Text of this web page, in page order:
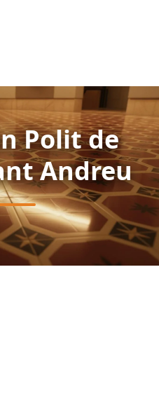
Polit de
Andreu